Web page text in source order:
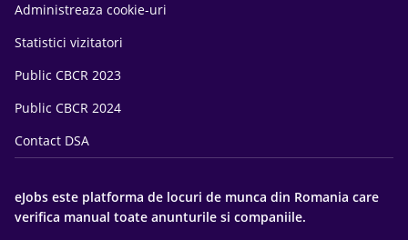
Administreaza cookie-uri
Statistici vizitatori
Public CBCR 2023
Public CBCR 2024
Contact DSA
eJobs este platforma de locuri de munca din Romania care
verifica manual toate anunturile si companiile.